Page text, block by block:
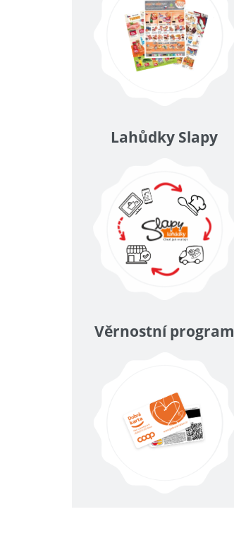
Lahůdky Slapy
Věrnostní program